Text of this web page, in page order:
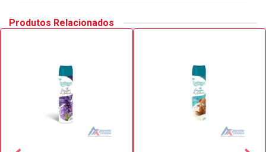
Produtos Relacionados